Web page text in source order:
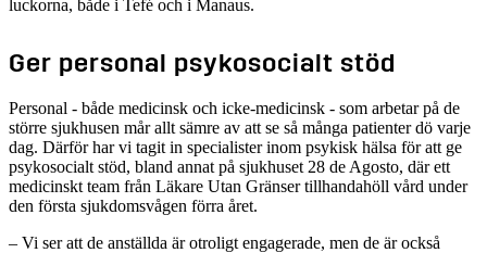
luckorna, både i Tefé och i Manaus.
Ger personal psykosocialt stöd
Personal - både medicinsk och icke-medicinsk - som arbetar på de
större sjukhusen mår allt sämre av att se så många patienter dö varje
dag. Därför har vi tagit in specialister inom psykisk hälsa för att ge
psykosocialt stöd, bland annat på sjukhuset 28 de Agosto, där ett
medicinskt team från Läkare Utan Gränser tillhandahöll vård under
den första sjukdomsvågen förra året.
– Vi ser att de anställda är otroligt engagerade, men de är också